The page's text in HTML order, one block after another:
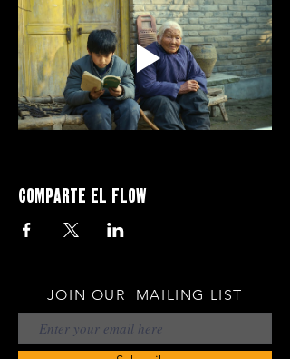
Comparte el flow
JOIN OUR MAILING LIST